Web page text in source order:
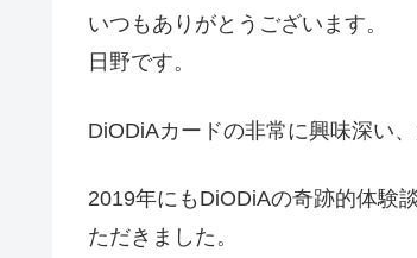
いつもありがとうございます。
日野です。
DiODiAカードの非常に興味深い
2019年にもDiODiAの奇跡的体験
ただきました。